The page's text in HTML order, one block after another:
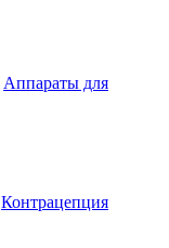
Аппараты для
Контрацепция